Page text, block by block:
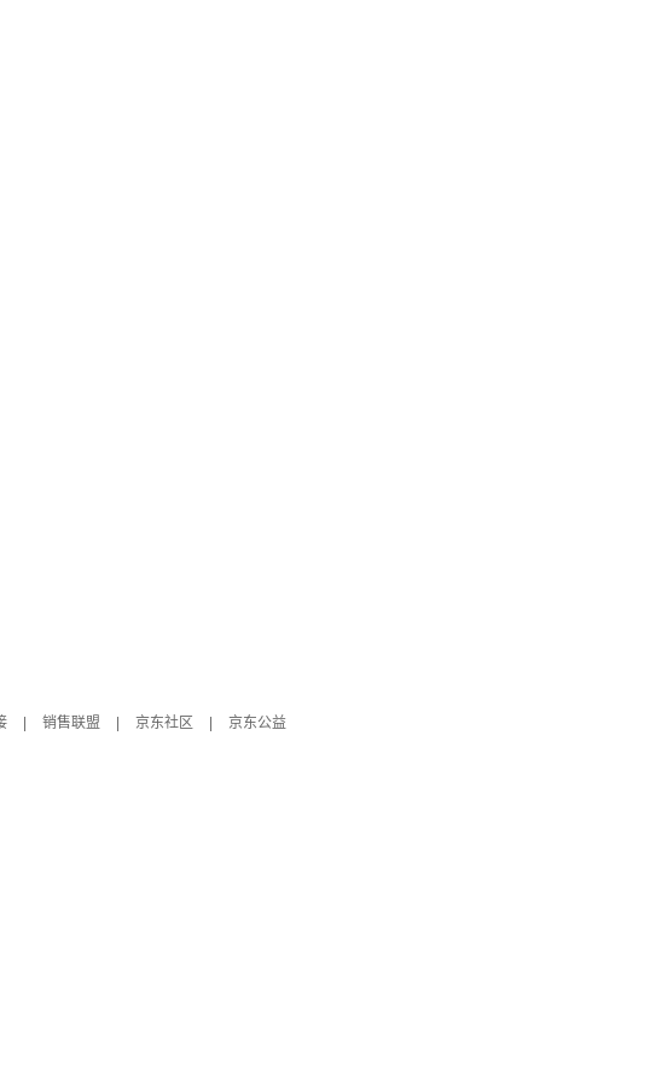
销售联盟 京东社区
京东公益